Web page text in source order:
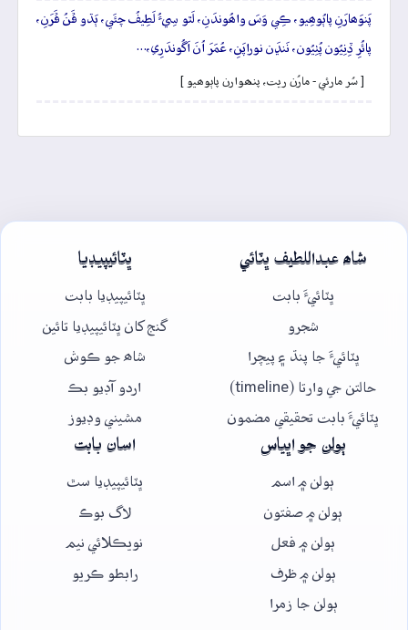
پَنوَھارَنِ پاٻُوھِيو، ڪِي وَسَ واھُوندَنِ، لَٿو سِيءُ لَطِيفُ چئَي، ٻَڌو ڦَنُ ڦَرَنِ،
پائُرِ ڏِنِيُون پُٺِيُون، نَنڍَن نوراپَنِ، عُمَرَ اُنَ اَگُوندَرِي،…
[ سُر مارئي - مارُن ريت، پنھوارن پاٻوھيو ]
شاھ عبداللطيف ڀٽائي
ڀٽائيءَ بابت
شجرو
ڀٽائيءَ جا پنڌ ۽ پيچرا
حالتن جي وارتا (timeline)
ڀٽائيءَ بابت تحقيقي مضمون
ڀٽائيپيڊيا
ڀٽائيپيڊيا بابت
گنج کان ڀٽائيپيڊيا تائين
شاھ جو ڪوش
اردو آڊيو بڪ
مشيني وڊيوز
ٻولن جو اڀياس
ٻولن ۾ اسم
ٻولن ۾ صفتون
ٻولن ۾ فعل
ٻولن ۾ ظرف
ٻولن جا زمرا
اسان بابت
ڀٽائيپيڊيا سٿ
لاگ بوڪ
نويڪلائي نيم
رابطو ڪريو